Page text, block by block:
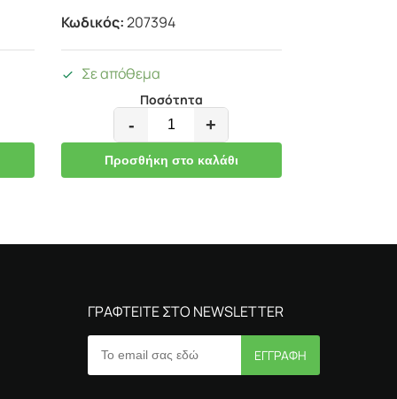
Κωδικός:207394
Σε απόθεμα
Ποσότητα
- +
Προσθήκη στο καλάθι
ΓΡΑΦΤΕΙΤΕ ΣΤΟ NEWSLETTER